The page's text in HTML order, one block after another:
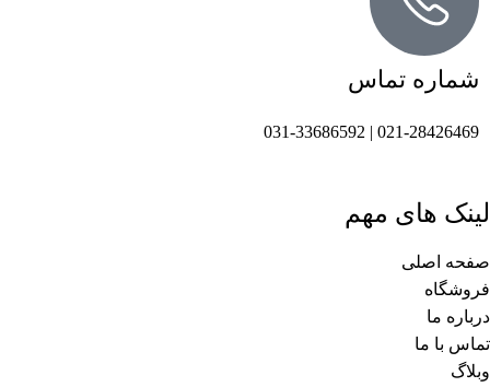
شماره تماس
021-28426469 | 031-33686592
لینک های مهم
صفحه اصلی
فروشگاه
درباره ما
تماس با ما
وبلاگ